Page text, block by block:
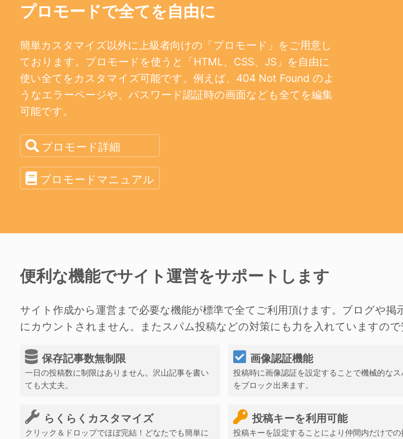
プロモードで全てを自由に
簡単カスタマイズ以外に上級者向けの「プロモード」をご用意し
ております。プロモードを使うと「HTML、CSS、JS」を自由に
使い全てをカスタマイズ可能です。例えば、404 Not Found のよ
うなエラーページや、パスワード認証時の画面なども全てを編集
可能です。
プロモード詳細
プロモードマニュアル
便利な機能でサイト運営をサポートします
サイト作成から運営まで必要な機能が標準で全てご利用頂けます。ブログや
にカウントされません。またスパム投稿などの対策にも力を入れていますので
保存記事数無制限
一日の投稿数に制限はありません。沢山記事を書い
ても大丈夫。
らくらくカスタマイズ
クリック＆ドロップでほぼ完結！どなたでも簡単に
画像認証機能
投稿時に画像認証を設定することで機械的なス
をブロック出来ます。
投稿キーを利用可能
投稿キーを設定することにより仲間内だけでの